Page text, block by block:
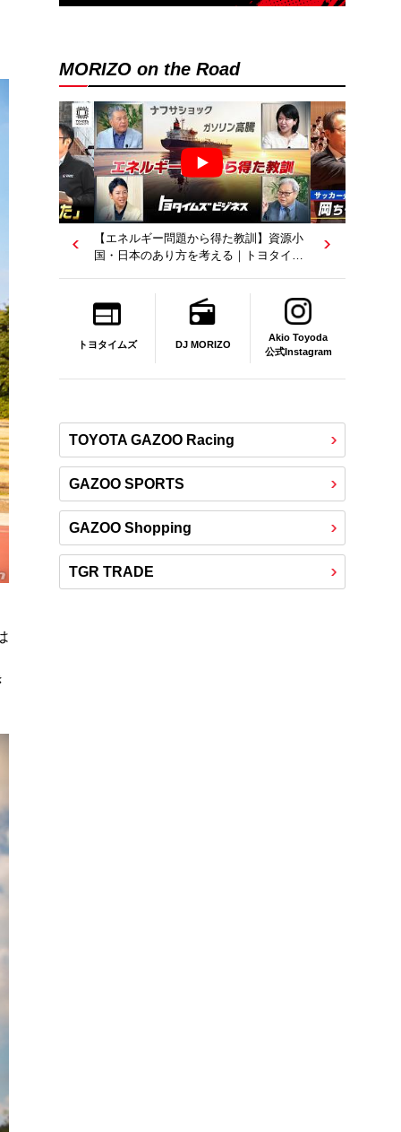
MORIZO on the Road
【若者たちへ】岡田武史さんが“特別授
業”で語ったこと｜サッカー日本代表元監
トヨタイムズ DJ MORIZO
Akio Toyoda
公式Instagram
TOYOTA GAZOO Racing
GAZOO SPORTS
GAZOO Shopping
TGR TRADE